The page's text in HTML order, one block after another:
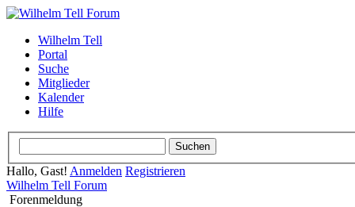
Wilhelm Tell
Portal
Suche
Mitglieder
Kalender
Hilfe
Hallo, Gast! Anmelden Registrieren
Wilhelm Tell Forum
Forenmeldung